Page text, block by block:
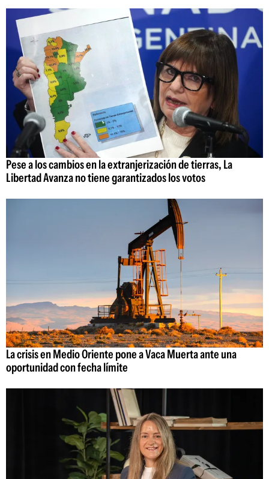
Pese a los cambios en la extranjerización de tierras, La
Libertad Avanza no tiene garantizados los votos
La crisis en Medio Oriente pone a Vaca Muerta ante una
oportunidad con fecha límite